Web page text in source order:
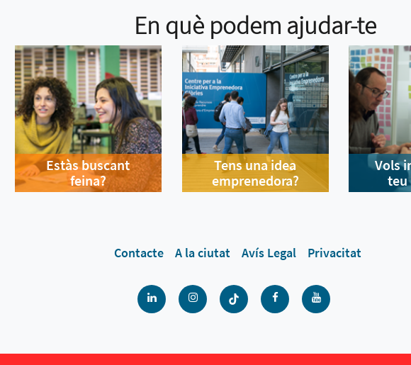
En què podem ajudar-te
Estàs buscant
feina?
Tens una idea
emprenedora?
Vols
teu
Contacte A la ciutat Avís Legal Privacitat